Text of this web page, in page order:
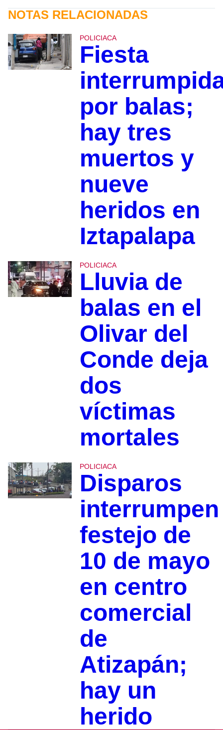
NOTAS RELACIONADAS
POLICIACA
Fiesta
por balas;
hay tres
muertos y
nueve
heridos en
Iztapalapa
POLICIACA
Lluvia de
balas en el
Olivar del
Conde deja
dos
víctimas
mortales
POLICIACA
Disparos
interrumpen
festejo de
10 de mayo
en centro
comercial
de
Atizapán;
hay un
herido